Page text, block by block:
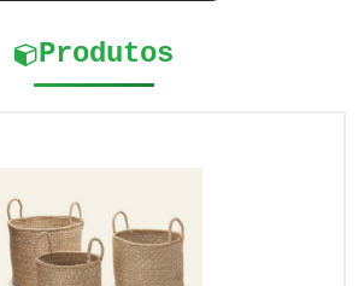
Produtos